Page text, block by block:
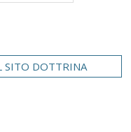
SITO DOTTRINA